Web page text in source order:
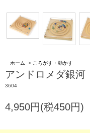
ホーム > ころがす・動かす
アンドロメダ銀
3604
4,950円(税450円)